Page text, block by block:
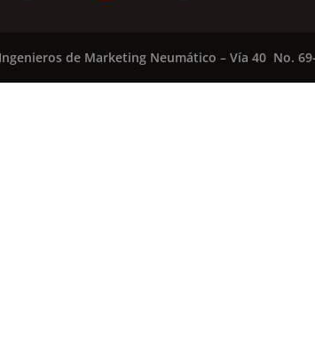
de Marketing Neumático – Vía 40 No.